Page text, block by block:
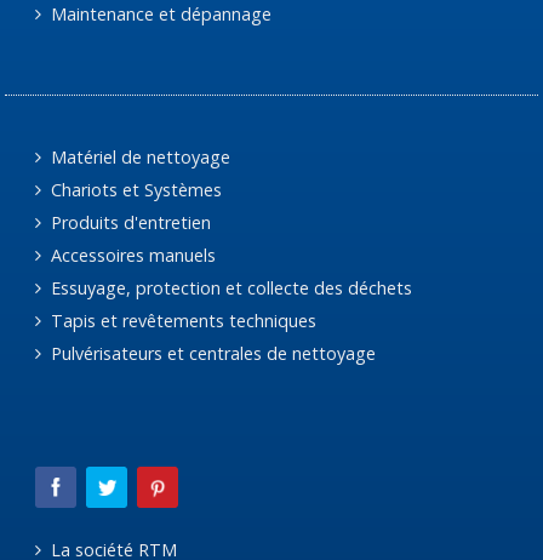
Maintenance et dépannage
Matériel de nettoyage
Chariots et Systèmes
Produits d'entretien
Accessoires manuels
Essuyage, protection et collecte des déchets
Tapis et revêtements techniques
Pulvérisateurs et centrales de nettoyage
La société RTM